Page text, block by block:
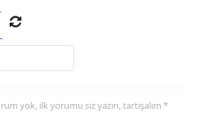
yok, ilk yorumu siz yazın, tartışalım *